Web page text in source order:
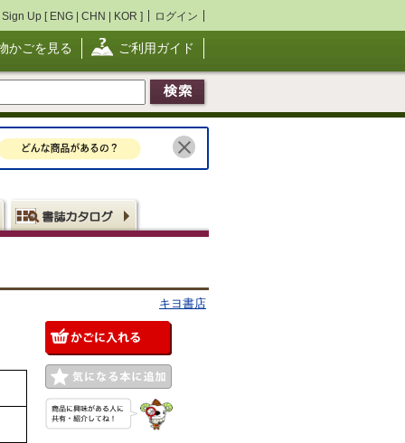
Sign Up [ ENG | CHN | KOR ] ログイン
かごを見る ご利用ガイド
キヨ書店